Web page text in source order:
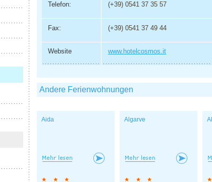
Telefon: (+39) 0541 37 35 57
Fax: (+39) 0541 37 49 44
Website www.hotelcosmos.it
Andere Ferienwohnungen
Aida Algarve